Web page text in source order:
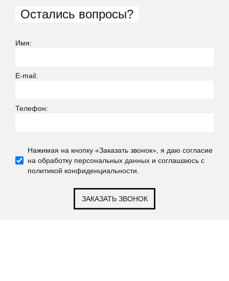
Остались вопросы?
Имя:
E-mail:
Телефон:
Нажимая на кнопку «Заказать звонок», я даю согласие
на обработку персональных данных и соглашаюсь c
политикой конфиденциальности.
ЗАКАЗАТЬ ЗВОНОК